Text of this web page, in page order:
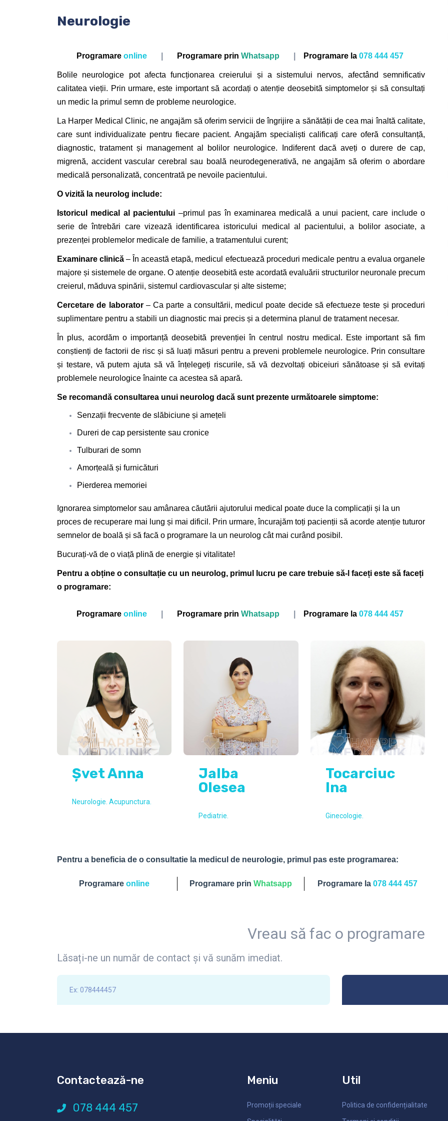
Neurologie
Programare online Programare prin Whatsapp Programare la 078 444 457
Bolile neurologice pot afecta funcționarea creierului și a sistemului nervos, afectând semnificativ
calitatea vieții. Prin urmare, este important să acordați o atenție deosebită simptomelor și să consultați
un medic la primul semn de probleme neurologice.
La Harper Medical Clinic, ne angajăm să oferim servicii de îngrijire a sănătății de cea mai înaltă calitate,
care sunt individualizate pentru fiecare pacient. Angajăm specialiști calificați care oferă consultanță,
diagnostic, tratament și management al bolilor neurologice. Indiferent dacă aveți o durere de cap,
migrenă, accident vascular cerebral sau boală neurodegenerativă, ne angajăm să oferim o abordare
medicală personalizată, concentrată pe nevoile pacientului.
O vizită la neurolog include:
Istoricul medical al pacientului –primul pas în examinarea medicală a unui pacient, care include o
serie de întrebări care vizează identificarea istoricului medical al pacientului, a bolilor asociate, a
prezenței problemelor medicale de familie, a tratamentului curent;
Examinare clinică – În această etapă, medicul efectuează proceduri medicale pentru a evalua organele
majore și sistemele de organe. O atenție deosebită este acordată evaluării structurilor neuronale precum
creierul, măduva spinării, sistemul cardiovascular și alte sisteme;
Cercetare de laborator– Ca parte a consultării, medicul poate decide să efectueze teste și proceduri
suplimentare pentru a stabili un diagnostic mai precis și a determina planul de tratament necesar.
În plus, acordăm o importanță deosebită prevenției în centrul nostru medical. Este important să fim
conștienți de factorii de risc și să luați măsuri pentru a preveni problemele neurologice. Prin consultare
și testare, vă putem ajuta să vă înțelegeți riscurile, să vă dezvoltați obiceiuri sănătoase și să evitați
problemele neurologice înainte ca acestea să apară.
Se recomandă consultarea unui neurolog dacă sunt prezente următoarele simptome:
Senzații frecvente de slăbiciune și amețeli
Dureri de cap persistente sau cronice
Tulburari de somn
Amorțeală și furnicături
Pierderea memoriei
Ignorarea simptomelor sau amânarea căutării ajutorului medical poate duce la complicații și la un
proces de recuperare mai lung și mai dificil. Prin urmare, încurajăm toți pacienții să acorde atenție tuturor
semnelor de boală și să facă o programare la un neurolog cât mai curând posibil.
Bucurați-vă de o viață plină de energie și vitalitate!
Pentru a obține o consultație cu un neurolog, primul lucru pe care trebuie să-l faceți este să faceți
o programare:
Programare online Programare prin Whatsapp Programare la 078 444 457
Șvet Anna
Neurologie. Acupunctura.
Jalba
Olesea
Pediatrie.
Tocarciuc
Ina
Ginecologie.
Pentru a beneficia de o consultatie la medicul de neurologie, primul pas este programarea:
Programare online Programare prin Whatsapp Programare la078 444 457
Vreau să fac o programare
Lăsați-ne un număr de contact și vă sunăm imediat.
Contactează-ne
078 444 457
Meniu
Promoții speciale
Util
Politica de confidențialitate